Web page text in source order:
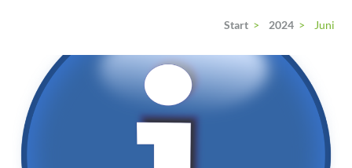
Start > 2024 > Juni